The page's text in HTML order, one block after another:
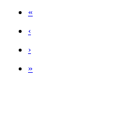
«
‹
›
»